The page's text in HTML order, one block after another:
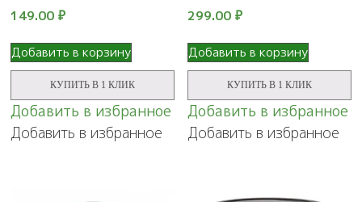
149.00 ₽
Добавить в корзину
КУПИТЬ В 1 КЛИК
Добавить в избранное
Добавить в избранное
299.00₽
Добавить в корзину
КУПИТЬ В 1 КЛИК
Добавить в избранное
Добавить в избранное